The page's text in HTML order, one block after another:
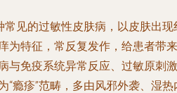
常见的过敏性皮肤病，以皮肤出现
为特征，常反复发作，给患者带来
与免疫系统异常反应、过敏原刺激
“瘾疹”范畴，多由风邪外袭、湿热